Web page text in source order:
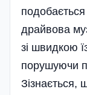
драйвова
зі швидкою
порушуючи
Зізнається,